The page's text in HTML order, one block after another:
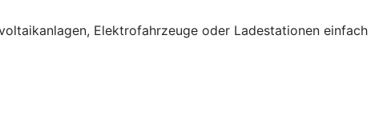
Elektrofahrzeuge oder Ladestationen einfach